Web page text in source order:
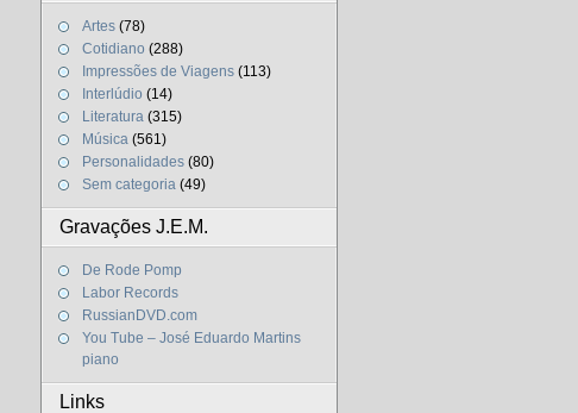
Artes (78)
Cotidiano (288)
Impressões de Viagens (113)
Interlúdio (14)
Literatura (315)
Música (561)
Personalidades (80)
Sem categoria (49)
Gravações J.E.M.
De Rode Pomp
Labor Records
RussianDVD.com
You Tube – José Eduardo Martins
piano
Links